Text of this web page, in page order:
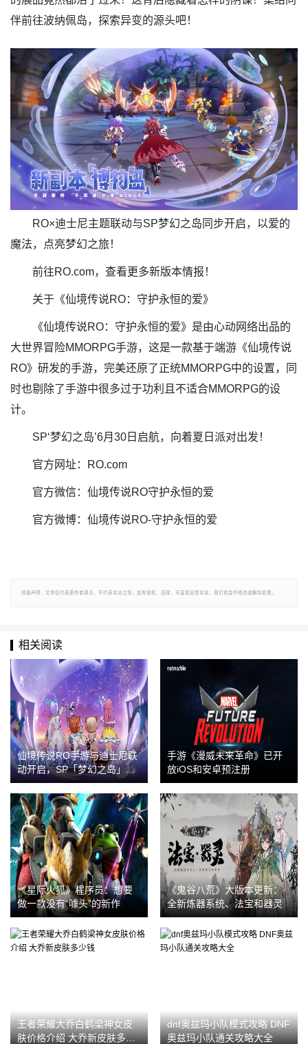
伴前往波纳佩岛，探索异变的源头吧！
RO×迪士尼主题联动与SP梦幻之岛同步开启，以爱的
魔法，点亮梦幻之旅！
前往RO.com，查看更多新版本情报！
关于《仙境传说RO：守护永恒的爱》
《仙境传说RO：守护永恒的爱》是由心动网络出品的
大世界冒险MMORPG手游，这是一款基于端游《仙境传说
RO》研发的手游，完美还原了正统MMORPG中的设置，同
时也剔除了手游中很多过于功利且不适合MMORPG的设
计。
SP‘梦幻之岛’6月30日启航，向着夏日派对出发！
官方网址：RO.com
官方微信：仙境传说RO守护永恒的爱
官方微博：仙境传说RO-守护永恒的爱
郑重声明：文章仅代表原作者观点，不代表本站立场；如有侵权、违规，可直接反馈本站，我们将会作修改或删除处理。
相关阅读
仙境传说RO手游与迪士尼联
动开启，SP「梦幻之岛」同
步上线！
手游《漫威未来革命》已开
放iOS和安卓预注册
《星际火狐》程序员：想要
做一款没有“噱头”的新作
《鬼谷八荒》大版本更新：
全新炼器系统、法宝和器灵
王者荣耀大乔白鹤梁神女皮
肤价格介绍 大乔新皮肤多少
dnf奥兹玛小队模式攻略 DNF
奥兹玛小队通关攻略大全